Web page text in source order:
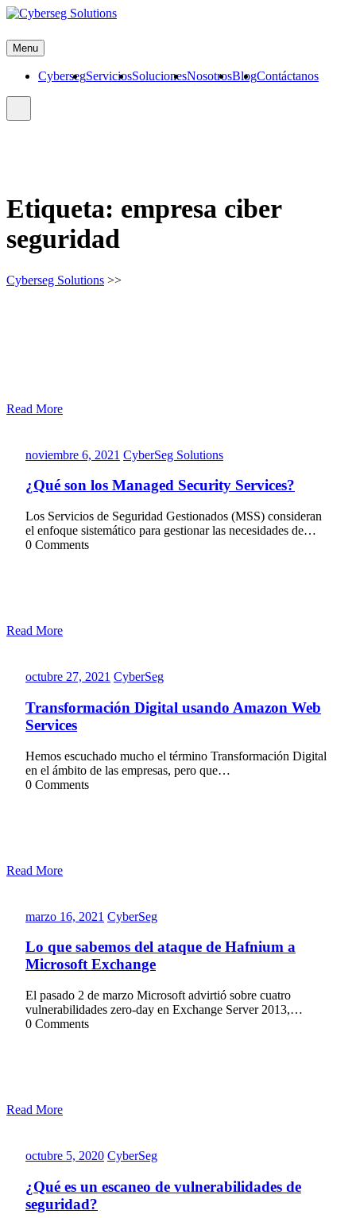
Skip
content
Menu
CybersegServiciosSolucionesNosotrosBlogContáctanos
Etiqueta: empresa ciber
seguridad
Cyberseg Solutions >>
Read More
noviembre 6, 2021 noviembre
2021
CyberSeg SolutionsCyberSeg
¿Qué son los Managed Security Services?
Los Servicios de Seguridad Gestionados (MSS) consideran
el enfoque sistemático para gestionar las necesidades de…
0 Comments
Read More
octubre 27, 2021 octubre
2021
CyberSegCyberSeg
Transformación Digital usando Amazon Web
Services
Hemos escuchado mucho el término Transformación Digital
en el ámbito de las empresas, pero que…
0 Comments
Read More
marzo 16, 2021 marzo
2021
CyberSegCyberSeg
Lo que sabemos del ataque de Hafnium a
Microsoft Exchange
El pasado 2 de marzo Microsoft advirtió sobre cuatro
vulnerabilidades zero-day en Exchange Server 2013,…
0 Comments
Read More
octubre 5, 2020octubre
2020
CyberSegCyberSeg
¿Qué es un escaneo de vulnerabilidades de
seguridad?